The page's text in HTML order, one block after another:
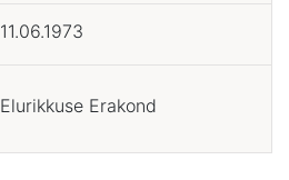
11.06.1973
Elurikkuse Erakond